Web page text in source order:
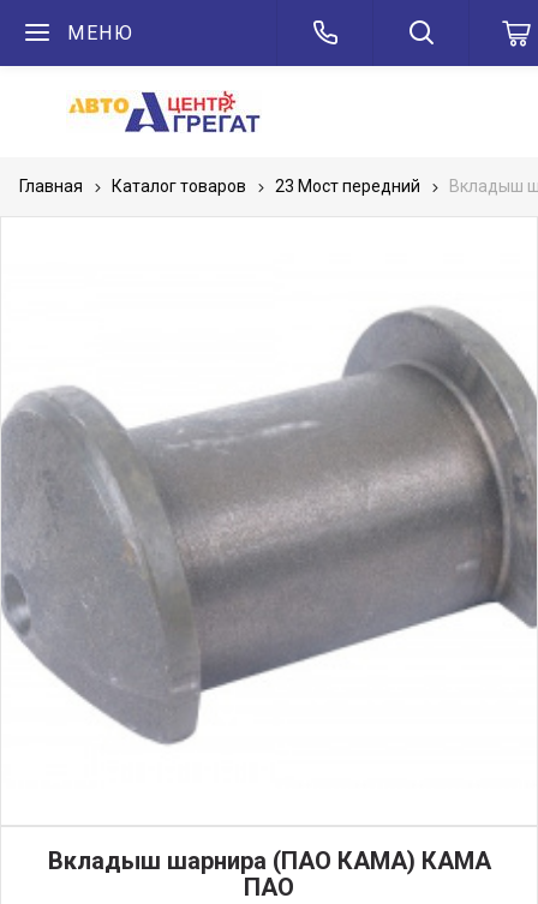
МЕНЮ
Главная Каталог товаров 23 Мост передний Вкладыш
Вкладыш шарнира (ПАО КАМА) КАМА
ПАО